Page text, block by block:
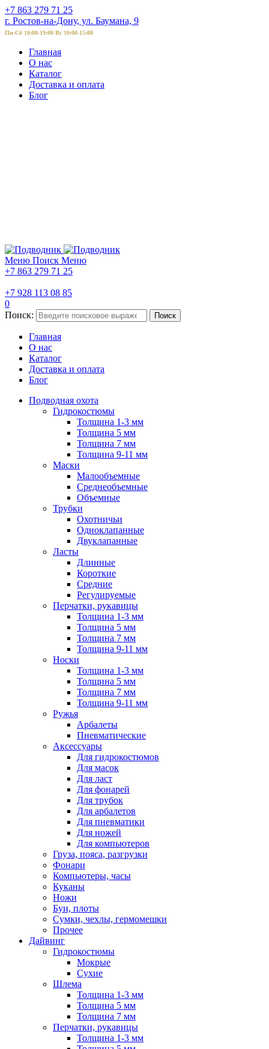
+7 863 279 71 25
г. Ростов-на-Дону, ул. Баумана, 9
Пн-Сб 10:00-19:00 Вс 10:00-15:00
Главная
О нас
Каталог
Доставка и оплата
Блог
Меню Поиск Меню
+7 863 279 71 25
+7 928 113 08 85
0
Поиск:
Поиск
Главная
О нас
Каталог
Доставка и оплата
Блог
Подводная охота
Гидрокостюмы
Толщина 1-3 мм
Толщина 5 мм
Толщина 7 мм
Толщина 9-11 мм
Маски
Малообъемные
Среднеобъемные
Объемные
Трубки
Охотничьи
Одноклапанные
Двуклапанные
Ласты
Длинные
Короткие
Средние
Регулируемые
Перчатки, рукавицы
Толщина 1-3 мм
Толщина 5 мм
Толщина 7 мм
Толщина 9-11 мм
Носки
Толщина 1-3 мм
Толщина 5 мм
Толщина 7 мм
Толщина 9-11 мм
Ружья
Арбалеты
Пневматические
Аксессуары
Для гидрокостюмов
Для масок
Для ласт
Для фонарей
Для трубок
Для арбалетов
Для пневматики
Для ножей
Для компьютеров
Груза, пояса, разгрузки
Фонари
Компьютеры, часы
Куканы
Ножи
Буи, плоты
Сумки, чехлы, гермомешки
Прочее
Дайвинг
Гидрокостюмы
Мокрые
Сухие
Шлема
Толщина 1-3 мм
Толщина 5 мм
Толщина 7 мм
Перчатки, рукавицы
Толщина 1-3 мм